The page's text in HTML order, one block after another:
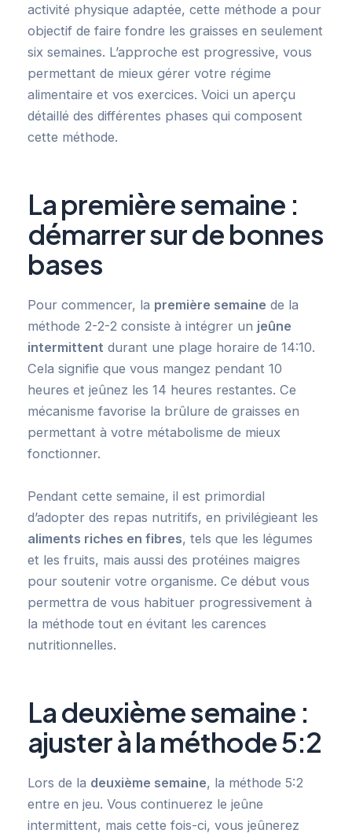
activité physique adaptée, cette méthode a pour
objectif de faire fondre les graisses en seulement
six semaines. L’approche est progressive, vous
permettant de mieux gérer votre régime
alimentaire et vos exercices. Voici un aperçu
détaillé des différentes phases qui composent
cette méthode.
La première semaine :
démarrer sur de bonnes
bases
Pour commencer, la première semaine de la
méthode 2-2-2 consiste à intégrer un jeûne
intermittent durant une plage horaire de 14:10.
Cela signifie que vous mangez pendant 10
heures et jeûnez les 14 heures restantes. Ce
mécanisme favorise la brûlure de graisses en
permettant à votre métabolisme de mieux
fonctionner.
Pendant cette semaine, il est primordial
d’adopter des repas nutritifs, en privilégieant les
aliments riches en fibres, tels que les légumes
et les fruits, mais aussi des protéines maigres
pour soutenir votre organisme. Ce début vous
permettra de vous habituer progressivement à
la méthode tout en évitant les carences
nutritionnelles.
La deuxième semaine :
ajuster à la méthode 5:2
Lors de la deuxième semaine, la méthode 5:2
entre en jeu. Vous continuerez le jeûne
intermittent, mais cette fois-ci, vous jeûnerez